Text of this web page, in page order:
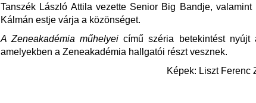
Tanszék László Attila vezette Senior Big Bandje,
Kálmán estje várja a közönséget.
A Zeneakadémia műhelyei című széria betekintést nyújt
amelyekben a Zeneakadémia hallgatói részt vesznek.
Képek: Liszt Ferenc